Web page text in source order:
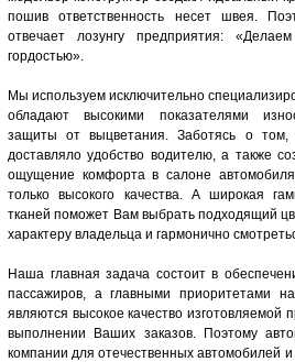
пошив ответственность несет швея.
отвечает лозунгу предприятия:
гордостью».
Мы используем исключительно
обладают высокими показателями
защиты от выцветания. Заботясь о том,
доставляло удобство водителю, а также
ощущение комфорта в салоне
только высокого качества. А широкая
тканей поможет Вам выбрать подходящий
характеру владельца и гармонично
Наша главная задача состоит в
пассажиров, а главными приоритетами
являются высокое качество изготовляемой
выполнении Ваших заказов. Поэтому
компании для отечественных автомобилей